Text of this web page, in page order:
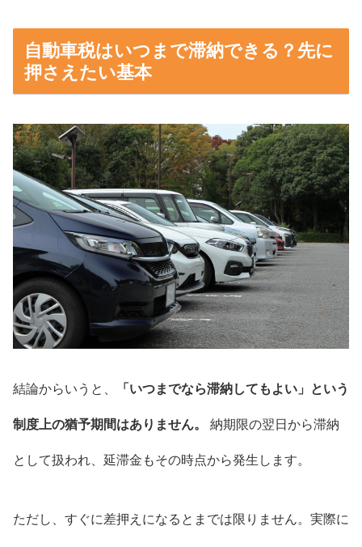
自動車税はいつまで滞納できる？先に
押さえたい基本
結論からいうと、 「いつまでなら滞納してもよい」という
制度上の猶予期間はありません。 納期限の翌日から滞納
として扱われ、延滞金もその時点から発生します。
ただし、すぐに差押えになるとまでは限りません。実際に